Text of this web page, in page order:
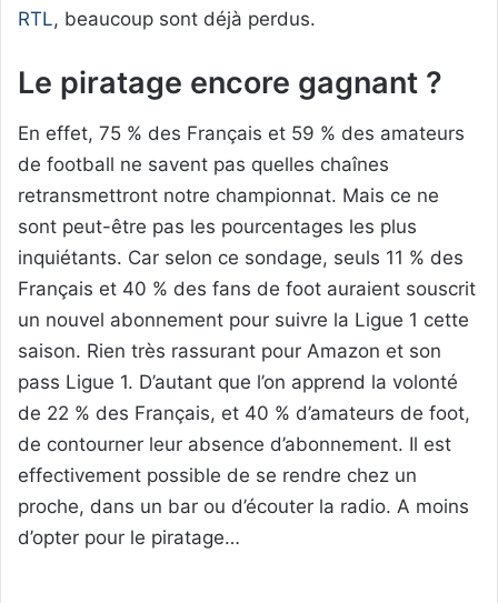
RTL, beaucoup sont déjà perdus.
Le piratage encore gagnant ?
En effet, 75 % des Français et 59 % des amateurs
de football ne savent pas quelles chaînes
retransmettront notre championnat. Mais ce ne
sont peut-être pas les pourcentages les plus
inquiétants. Car selon ce sondage, seuls 11 % des
Français et 40 % des fans de foot auraient souscrit
un nouvel abonnement pour suivre la Ligue 1 cette
saison. Rien très rassurant pour Amazon et son
pass Ligue 1. D’autant que l’on apprend la volonté
de 22 % des Français, et 40 % d’amateurs de foot,
de contourner leur absence d’abonnement. Il est
effectivement possible de se rendre chez un
proche, dans un bar ou d’écouter la radio. A moins
d’opter pour le piratage…